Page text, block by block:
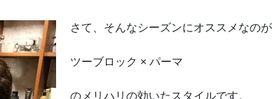
さて、そんなシーズンにオススメなの
ツーブロック × パーマ
のメリハリの効いたスタイルです。